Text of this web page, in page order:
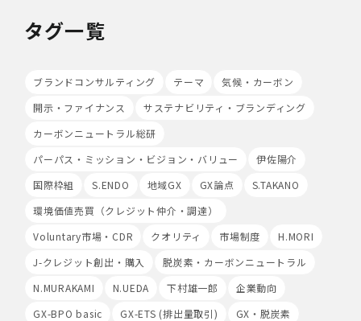
クリックされている広告の情報(クリック日や広告掲載サ
イト等)を取得し、ご提供いただいた個人情報と照合する
は、当社サービス等のご利用ができない場合があります。
このほか当社では、広告・マーケティング活動のため、第
ます。
8.Google Analyticsの利用
当社は、サービス向上のためにGoogle LLC（以下
Analyticsを利用することがあります。Google
Analyticsを利用しますと、Google社又は当社の設定す
るCookieをもとにして、Google社が利用者様によるサ
イト訪問履歴を収集、記録、分析します。当社は、
状況等を把握します。Google Analyticsにより収集、記
録、分析された利用者様の情報には、特定の個人を識別す
タグ一覧
ブランドコンサルティング テーマ
気候・カーボン
開示・ファイナンス
サステナビリティ・ブランディング
カーボンニュートラル総研
パーパス・ミッション・ビジョン・バリュー
伊佐陽介
国際枠組
S.ENDO 地域GX GX論点
S.TAKANO
環境価値売買（クレジット仲介・調達）
Voluntary市場・CDR
クオリティ 市場制度
H.MORI
J-クレジット創出・購入
脱炭素・カーボンニュートラル
N.MURAKAMI
N.UEDA 下村雄一郎
企業動向
GX-BPO basic
GX-ETS (排出量取引)
GX・脱炭素